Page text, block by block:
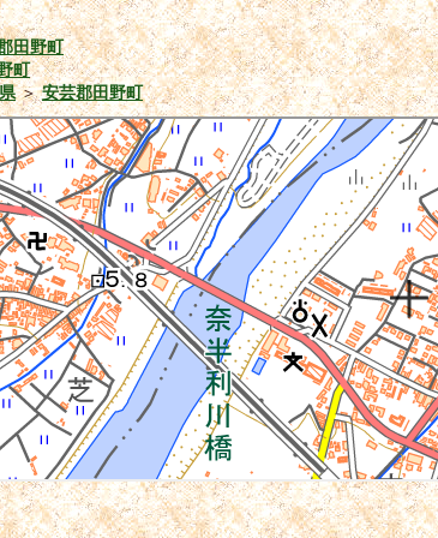
田野町
町
＞安芸郡田野町